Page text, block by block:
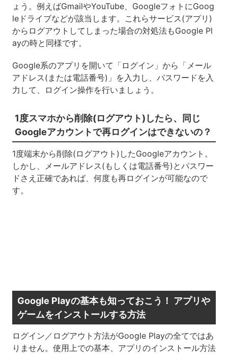
ょう。例えばGmailやYouTube、GoogleフォトにGoog
leドライブなどが該当します。これらサービス(アプリ)
からログアウトしてしまった場合の対処法もGoogle Pl
ayの時と同様です。
Google系のアプリを開いて「ログイン」から「メール
アドレス(または電話番号)」を入力し、パスワードを入
力して、ログイン操作を行いましょう。
1度スマホから削除(ログアウト)したら、同じ
Googleアカウントで再ログインはできないの？
1度端末から削除(ログアウト)したGoogleアカウント。
しかし、メールアドレス(もしくは電話番号)とパスワー
ドさえ正確であれば、何度も再ログインが可能なので
す。
Google Playの基本も知っておこう！ アプリや
ゲームをインストールする方法
ログイン／ログアウト方法がGoogle Playの全てではあ
りません。使用上での基本、アプリのインストール方法